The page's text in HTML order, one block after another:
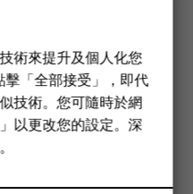
儲存的數據可能因此被清
器、耳機或數據線可能分開
求輸入保密碼，以保護您的
術來提升及個人化您
「全部接受」，即代
技術。您可隨時於網
以更改您的設定。深
。